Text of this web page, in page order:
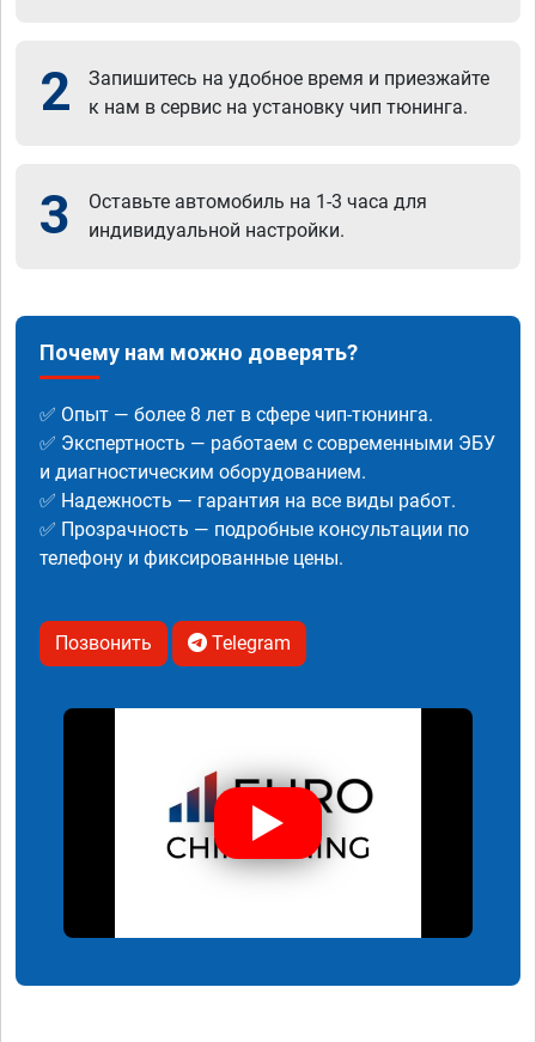
2
Запишитесь на удобное время и приезжайте
к нам в сервис на установку чип тюнинга.
3
Оставьте автомобиль на 1-3 часа для
индивидуальной настройки.
Почему нам можно доверять?
✅ Опыт — более 8 лет в сфере чип-тюнинга.
✅ Экспертность — работаем с современными ЭБУ
и диагностическим оборудованием.
✅ Надежность — гарантия на все виды работ.
✅ Прозрачность — подробные консультации по
телефону и фиксированные цены.
Позвонить Telegram